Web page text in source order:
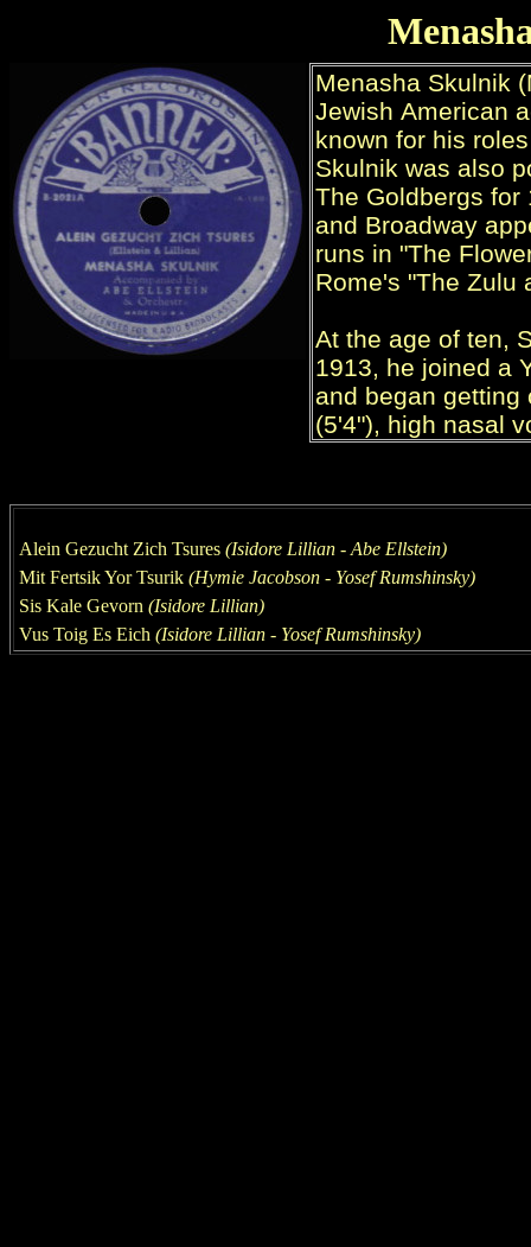
Alein Gezucht Zich Tsures (Isidore Lillian - Abe Ellstein)
Mit Fertsik Yor Tsurik (Hymie Jacobson - Yosef Rumshinsky)
Sis Kale Gevorn (Isidore Lillian)
Vus Toig Es Eich (Isidore Lillian - Yosef Rumshinsky)